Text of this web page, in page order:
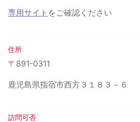
専用サイト をご確認ください
住所
〒891-0311
鹿児島県指宿市西方３１８３－６
訪問可否